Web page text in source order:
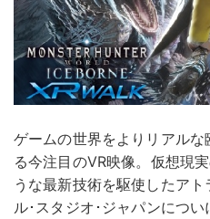
ゲームの世界をよりリアル
る今注目のVR映像。仮想現
うな最新技術を駆使したア
ル･スタジオ･ジャパンについ